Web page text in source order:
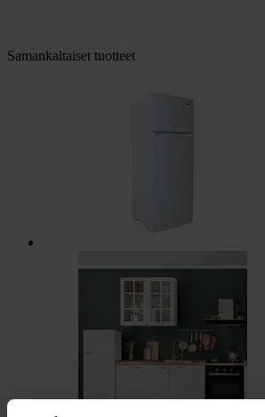
Samankaltaiset tuotteet